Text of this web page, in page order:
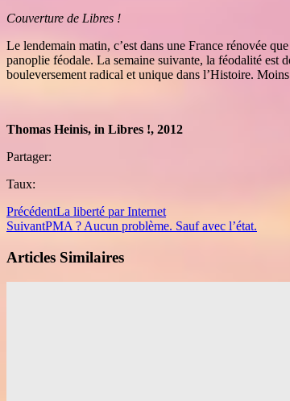
Couverture de Libres !
Le lendemain matin, c’est dans une France rénovée
panoplie féodale. La semaine suivante, la féodalité est
bouleversement radical et unique dans l’Histoire.
Thomas Heinis, in Libres !, 2012
Partager:
Taux:
PrécédentLa liberté par Internet
SuivantPMA ? Aucun problème. Sauf avec l’état.
Articles Similaires